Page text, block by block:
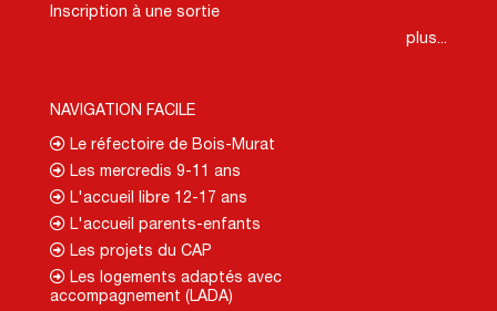
Inscription à une sortie
plus...
NAVIGATION FACILE
Le réfectoire de Bois-Murat
Les mercredis 9-11 ans
L'accueil libre 12-17 ans
L'accueil parents-enfants
Les projets du CAP
Les logements adaptés avec
accompagnement (LADA)